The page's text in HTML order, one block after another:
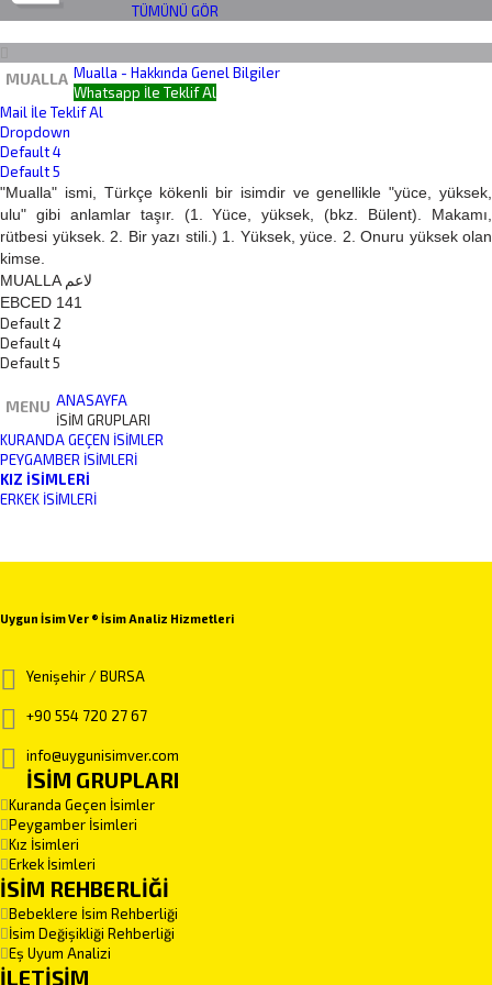
TÜMÜNÜ GÖR
MUALLA Mualla - Hakkında Genel Bilgiler
Whatsapp İle Teklif Al
Mail İle Teklif Al
Dropdown
Default 4
Default 5
"Mualla" ismi, Türkçe kökenli bir isimdir ve genellikle "yüce, yüksek,
ulu" gibi anlamlar taşır. (1. Yüce, yüksek, (bkz. Bülent). Makamı,
rütbesi yüksek. 2. Bir yazı stili.) 1. Yüksek, yüce. 2. Onuru yüksek olan
kimse.
MUALLA لاعم
EBCED 141
Default 2
Default 4
Default 5
MENU ANASAYFA
İSİM GRUPLARI
KURANDA GEÇEN İSIMLER
PEYGAMBER İSIMLERI
KIZ İSIMLERI
ERKEK İSIMLERI
Uygun İsim Ver ® İsim Analiz Hizmetleri
Yenişehir / BURSA
+90 554 720 27 67
info@uygunisimver.com
İSİM GRUPLARI
Kuranda Geçen İsimler
Peygamber İsimleri
Kız İsimleri
Erkek İsimleri
İSİM REHBERLİĞİ
Bebeklere İsim Rehberliği
İsim Değişikliği Rehberliği
Eş Uyum Analizi
İLETİŞİM